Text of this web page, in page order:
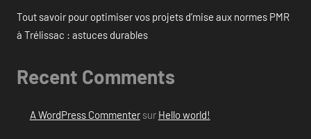
Tout savoir pour optimiser vos projets d’mise aux normes PMR
à Trélissac : astuces durables
Recent Comments
A WordPress Commentersur Hello world!